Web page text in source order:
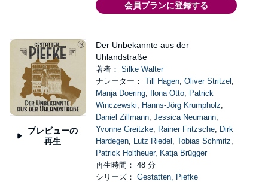
会員プランに登録する
プレビューの
再生
Der Unbekannte aus der
Uhlandstraße
著者： Silke Walter
ナレーター： Till Hagen, Oliver Stritzel ,
Manja Doering, Ilona Otto, Patrick
Winczewski, Hanns-Jörg Krumpholz,
Daniel Zillmann, Jessica Neumann,
Yvonne Greitzke, Rainer Fritzsche, Dirk
Hardegen, Lutz Riedel , Tobias Schmitz,
Patrick Holtheuer, Katja Brügger
再生時間： 48 分
シリーズ： Gestatten, Piefke